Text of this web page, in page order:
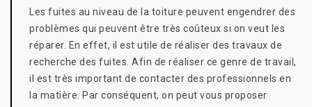
Les fuites au niveau de la toiture peuvent engendrer des
problèmes qui peuvent être très coûteux si on veut les
réparer. En effet, il est utile de réaliser des travaux de
recherche des fuites. Afin de réaliser ce genre de travail,
il est très important de contacter des professionnels en
la matière. Par conséquent, on peut vous proposer